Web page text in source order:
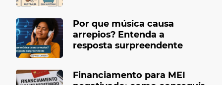
Por que música causa
arrepios? Entenda a
resposta surpreendente
Financiamento para MEI